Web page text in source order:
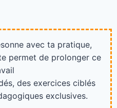
avec ta pratique,
permet de prolonger ce
des exercices ciblés
exclusives.